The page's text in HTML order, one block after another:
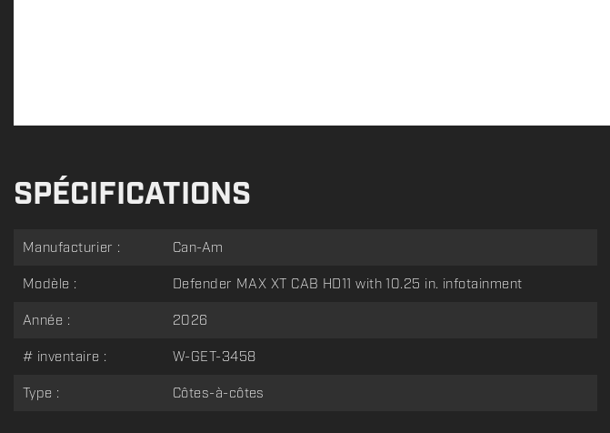
SPÉCIFICATIONS
Manufacturier :
Can-Am
Modèle :
Defender MAX XT CAB HD11 with 10.25 in. infotainment
Année :
2026
# inventaire :
W-GET-3458
Type :
Côtes-à-côtes